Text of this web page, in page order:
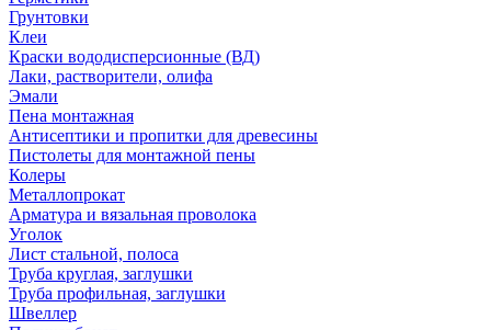
Грунтовки
Клеи
Краски вододисперсионные (ВД)
Лаки, растворители, олифа
Эмали
Пена монтажная
Антисептики и пропитки для древесины
Пистолеты для монтажной пены
Колеры
Металлопрокат
Арматура и вязальная проволока
Уголок
Лист стальной, полоса
Труба круглая, заглушки
Труба профильная, заглушки
Швеллер